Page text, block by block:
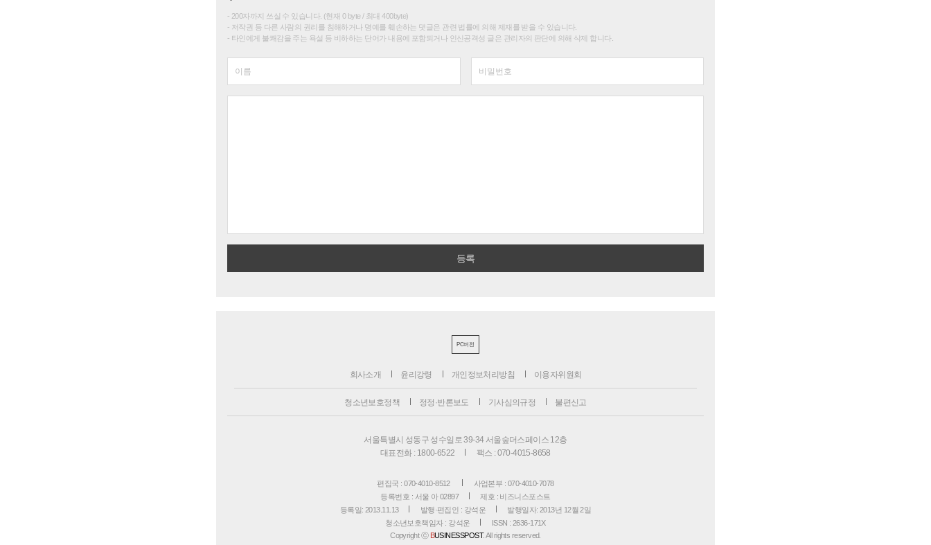
200자까지 쓰실 수 있습니다. (현재 0 byte / 최대 400byte)
저작권 등 다른 사람의 권리를 침해하거나 명예를 훼손하는 댓글은 관련 법률에 의해 제재를 받을 수 있습니다.
타인에게 불쾌감을 주는 욕설 등 비하하는 단어가 내용에 포함되거나 인신공격성 글은 관리자의 판단에 의해 삭제 합니다.
PC버전
회사소개 윤리강령 개인정보처리방침 이용자위원회
청소년보호정책 정정·반론보도 기사심의규정 불편신고
서울특별시 성동구 성수일로 39-34 서울숲더스페이스 12층
대표전화 : 1800-6522
팩스 : 070-4015-8658
편집국 : 070-4010-8512
사업본부 : 070-4010-7078
등록번호 : 서울 아 02897
제호 : 비즈니스포스트
등록일: 2013.11.13
발행·편집인 : 강석운
발행일자: 2013년 12월 2일
청소년보호책임자 : 강석운
ISSN : 2636-171X
Copyright ⓒ BUSINESSPOST. All rights reserved.